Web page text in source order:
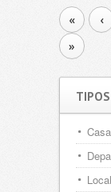
« ‹
»
Casa